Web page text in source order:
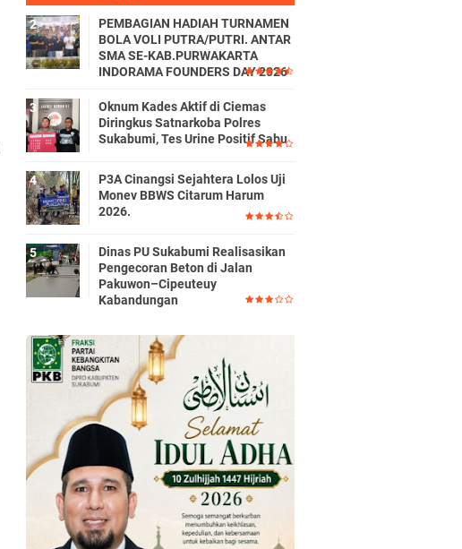
PEMBAGIAN HADIAH TURNAMEN
BOLA VOLI PUTRA/PUTRI. ANTAR
SMA SE-KAB.PURWAKARTA
INDORAMA FOUNDERS DAY 2026
Oknum Kades Aktif di Ciemas
Diringkus Satnarkoba Polres
Sukabumi, Tes Urine Positif Sabu
P3A Cinangsi Sejahtera Lolos Uji
Monev BBWS Citarum Harum
2026.
Dinas PU Sukabumi Realisasikan
Pengecoran Beton di Jalan
Pakuwon–Cipeuteuy
Kabandungan